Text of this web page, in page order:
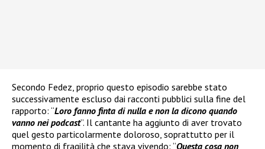
Secondo Fedez, proprio questo episodio sarebbe stato
successivamente escluso dai racconti pubblici sulla fine del
rapporto: “Loro fanno finta di nulla e non la dicono quando
vanno nei podcast”. Il cantante ha aggiunto di aver trovato
quel gesto particolarmente doloroso, soprattutto per il
momento di fragilità che stava vivendo: “Questa cosa non